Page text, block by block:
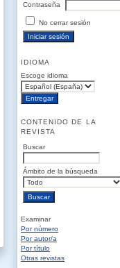
Contraseña
No cerrar sesión
IDIOMA
Escoge idioma
CONTENIDO DE LA
REVISTA
Buscar
Ámbito de la búsqueda
Examinar
Por número
Por autor/a
Por título
Otras revistas